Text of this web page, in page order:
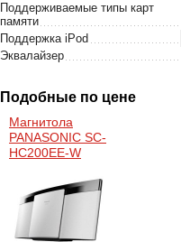
Поддерживаемые типы карт
памяти
Поддержка iPod
Эквалайзер
Подобные по цене
Магнитола
PANASONIC SC-
HC200EE-W